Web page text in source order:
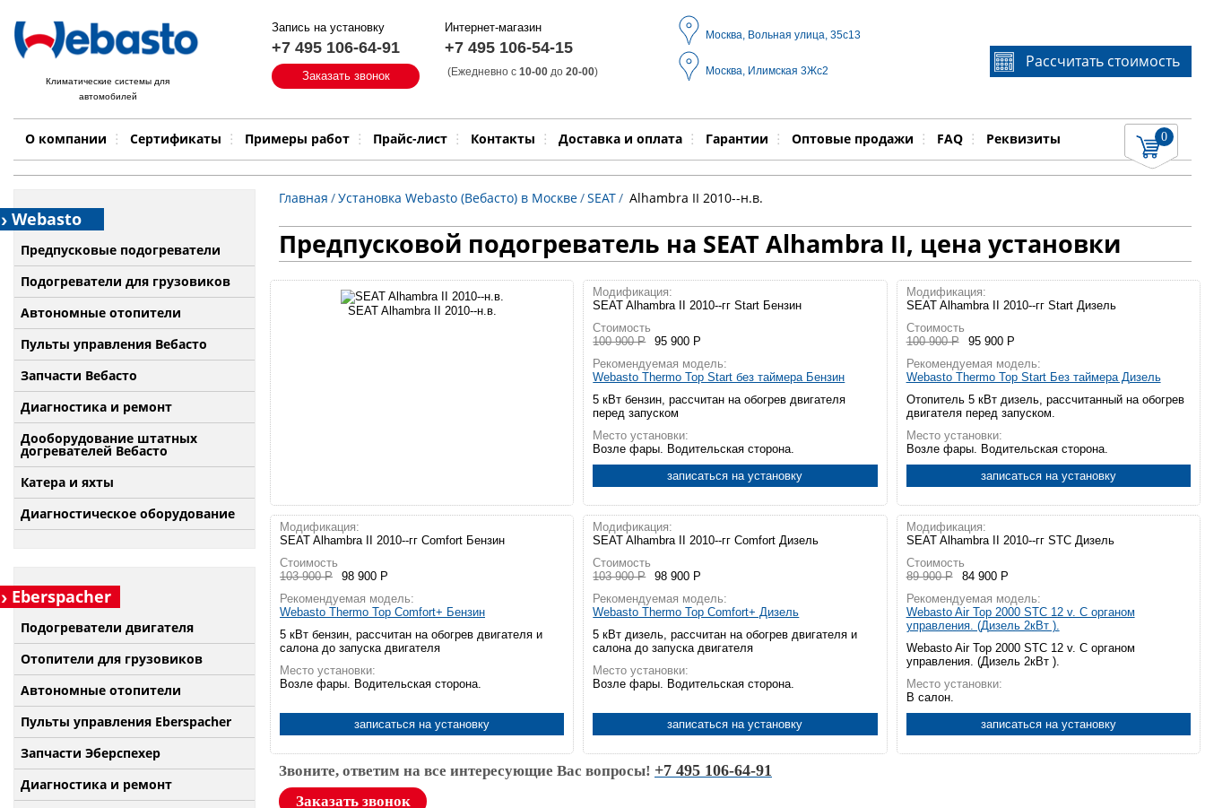
Климатические системы для
автомобилей
Запись на установку
+7 495 106-64-91
Заказать звонок
Интернет-магазин
+7 495 106-54-15
(Ежедневно с 10-00 до 20-00)
Москва, Вольная улица, 35с13
Москва, Илимская 3Жс2
Рассчитать стоимость
О компании Сертификаты Примеры работ Прайс-лист Контакты Доставка и оплата Гарантии Оптовые продажи FAQ Реквизиты 0
Быстрый поиск:
Если Вы не знаете идентификационный номер
запчасти, звоните по телефону+7 495 106-64-91, мы
Примеры работ Бренд Модель Выполняемые работы
Webasto
Предпусковые подогреватели
Подогреватели для грузовиков
Автономные отопители
Пульты управления Вебасто
Запчасти Вебасто
Диагностика и ремонт
Дооборудование штатных
догревателей Вебасто
Катера и яхты
Диагностическое оборудование
Eberspacher
Подогреватели двигателя
Отопители для грузовиков
Автономные отопители
Пульты управления Eberspacher
Запчасти Эберспехер
Диагностика и ремонт
Главная /Установка Webasto (Вебасто) в Москве/SEAT/ Alhambra II 2010--н.в.
Предпусковой подогреватель на SEAT Alhambra II, цена установки
SEAT Alhambra II 2010--н.в.
Модификация:
SEAT Alhambra II 2010--гг Start Бензин
Стоимость
100 900 Р
95 900 Р
Рекомендуемая модель:
Webasto Thermo Top Start без таймера Бензин
5 кВт бензин, рассчитан на обогрев двигателя
перед запуском
Место установки:
Возле фары. Водительская сторона.
записаться на установку
Модификация:
SEAT Alhambra II 2010--гг Start Дизель
Стоимость
100 900 Р
95 900 Р
Рекомендуемая модель:
Webasto Thermo Top Start Без таймера Дизель
Отопитель 5 кВт дизель, рассчитанный на обогрев
двигателя перед запуском.
Место установки:
Возле фары. Водительская сторона.
записаться на установку
Модификация:
SEAT Alhambra II 2010--гг Comfort Бензин
Стоимость
103 900 Р
98 900 Р
Рекомендуемая модель:
Webasto Thermo Top Comfort+ Бензин
5 кВт бензин, рассчитан на обогрев двигателя и
салона до запуска двигателя
Место установки:
Возле фары. Водительская сторона.
записаться на установку
Модификация:
SEAT Alhambra II 2010--гг Comfort Дизель
Стоимость
103 900 Р
98 900 Р
Рекомендуемая модель:
Webasto Thermo Top Comfort+ Дизель
5 кВт дизель, рассчитан на обогрев двигателя и
салона до запуска двигателя
Место установки:
Возле фары. Водительская сторона.
записаться на установку
Модификация:
SEAT Alhambra II 2010--гг STC Дизель
Стоимость
89 900 Р
84 900 Р
Рекомендуемая модель:
Webasto Air Top 2000 STC 12 v. С органом
управления. (Дизель 2кВт ).
Webasto Air Top 2000 STC 12 v. С органом
управления. (Дизель 2кВт ).
Место установки:
В салон.
записаться на установку
Звоните, ответим на все интересующие Вас вопросы! +7 495 106-64-91
Заказать звонок